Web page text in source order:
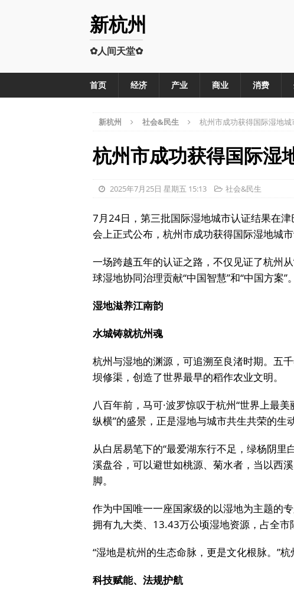
新杭州
✿人间天堂✿
首页 经济 产业 商业 消费
新杭州 社会&民生 杭州市成功获得国际湿地城
杭州市成功获得国际湿
2025年7月25日 星期五 15:13 社会&民生
7月24日，第三批国际湿地城市认证结果在
会上正式公布，杭州市成功获得国际湿地城
一场跨越五年的认证之路，不仅见证了杭州
球湿地协同治理贡献“中国智慧”和“中国方案”。
湿地滋养江南韵
水城铸就杭州魂
杭州与湿地的渊源，可追溯至良渚时期。五
坝修渠，创造了世界最早的稻作农业文明。
八百年前，马可·波罗惊叹于杭州“世界上最
纵横”的盛景，正是湿地与城市共生共荣的生
从白居易笔下的“最爱湖东行不足，绿杨阴里
溪盘谷，可以避世如桃源、菊水者，当以西
脚。
作为中国唯一一座国家级的以湿地为主题
拥有九大类、13.43万公顷湿地资源，占全市
“湿地是杭州的生态命脉，更是文化根脉。”杭
科技赋能、法规护航